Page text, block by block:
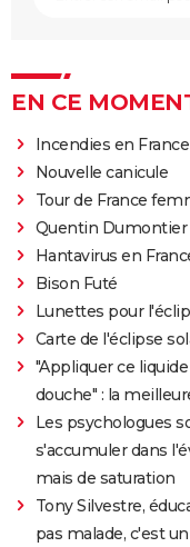
EN CE
Incendies en France
Nouvelle canicule
Tour de France
Quentin Dumontier
Hantavirus en
Bison Futé
Lunettes pour
Carte de l'éclipse
"Appliquer ce
douche" : la
Les psychologues
s'accumuler dans
mais de saturation
Tony Silvestre,
pas malade, c'est